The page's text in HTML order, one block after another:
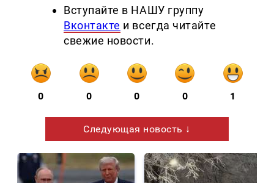
Вступайте в НАШУ группу
Вконтакте и всегда читайте
свежие новости.
0 0 0 0 1
Следующая новость ↓